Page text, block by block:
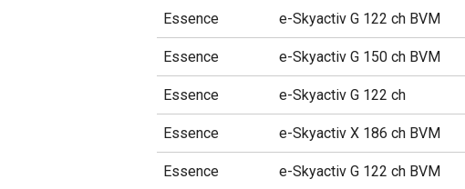
Essence e-Skyactiv G 122 ch BVM
Essence e-Skyactiv G 150 ch BVM
Essence e-Skyactiv G 122 ch
Essence e-Skyactiv X 186 ch BVM
Essence e-Skyactiv G 122 ch BVM